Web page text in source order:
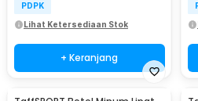
PDPK
Lihat Ketersediaan Stok
+ Keranjang